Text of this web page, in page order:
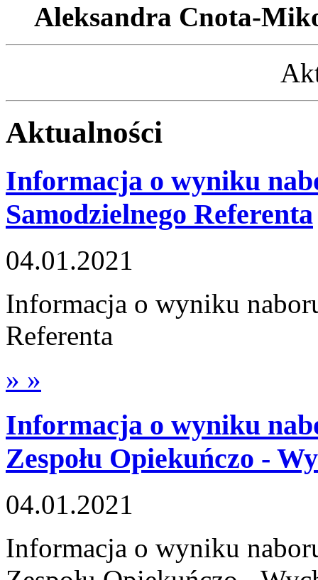
Aleksandra Cnota-
Aktualności
Informacja o wyniku
Samodzielnego Referenta
04.01.2021
Informacja o wyniku
Referenta
» »
Informacja o wyniku
Zespołu Opiekuńczo -
04.01.2021
Informacja o wyniku